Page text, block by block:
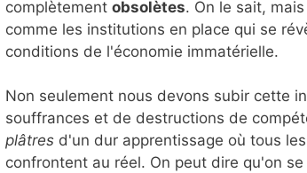
complètement obsolètes. On le sait,
comme les institutions en place qui se
conditions de l'économie immatérielle.
Non seulement nous devons subir cette
souffrances et de destructions de
plâtres d'un dur apprentissage où tous
confrontent au réel. On peut dire qu'on